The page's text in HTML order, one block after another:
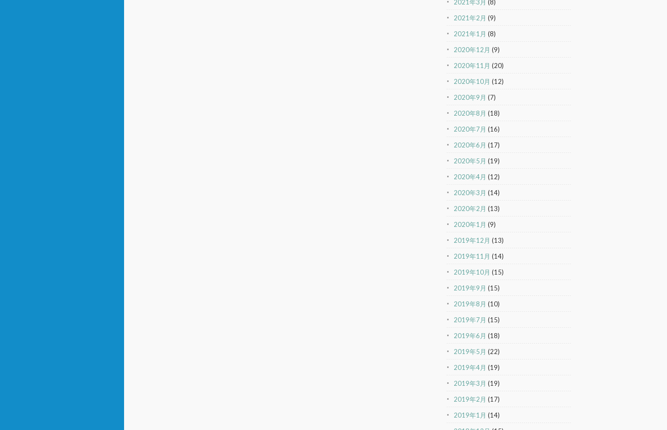
2021年3月 (8)
2021年2月 (9)
2021年1月 (8)
2020年12月 (9)
2020年11月 (20)
2020年10月 (12)
2020年9月 (7)
2020年8月 (18)
2020年7月 (16)
2020年6月 (17)
2020年5月 (19)
2020年4月 (12)
2020年3月 (14)
2020年2月 (13)
2020年1月 (9)
2019年12月 (13)
2019年11月 (14)
2019年10月 (15)
2019年9月 (15)
2019年8月 (10)
2019年7月 (15)
2019年6月 (18)
2019年5月 (22)
2019年4月 (19)
2019年3月 (19)
2019年2月 (17)
2019年1月 (14)